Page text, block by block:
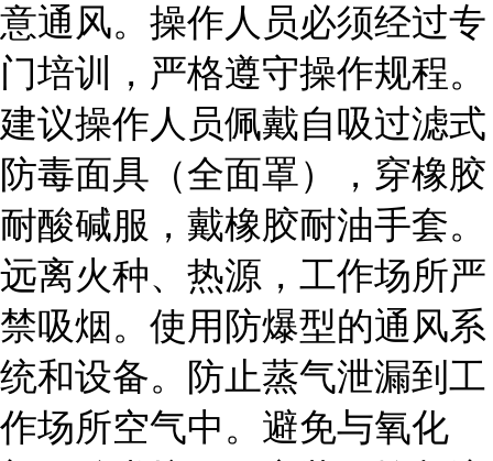
意通风。操作人员必须经过专
门培训，严格遵守操作规程。
建议操作人员佩戴自吸过滤式
防毒面具（全面罩），穿橡胶
耐酸碱服，戴橡胶耐油手套。
远离火种、热源，工作场所严
禁吸烟。使用防爆型的通风系
统和设备。防止蒸气泄漏到工
作场所空气中。避免与氧化